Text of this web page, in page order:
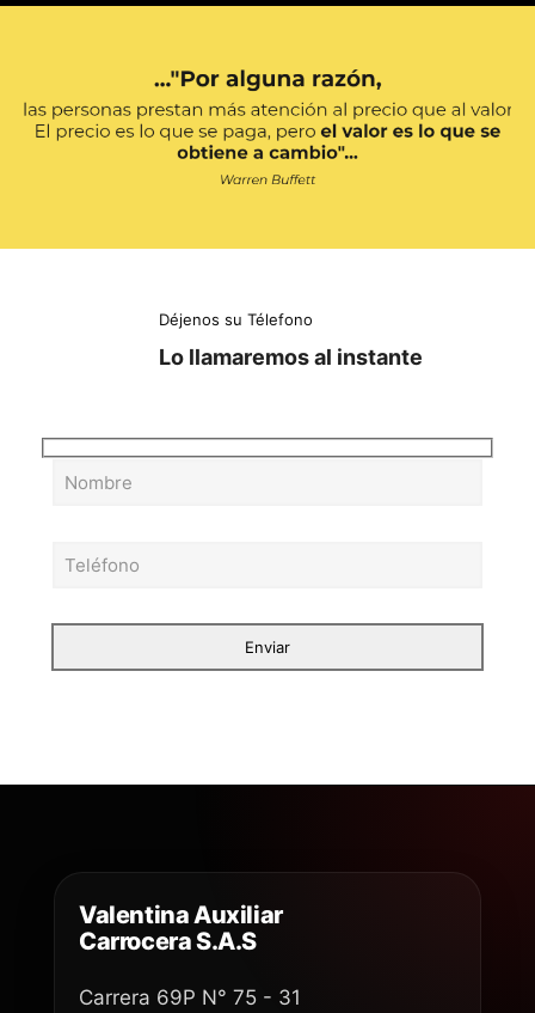
Déjenos su Télefono
Lo llamaremos al instante
Valentina Auxiliar
Carrocera S.A.S
Carrera 69P N° 75 - 31